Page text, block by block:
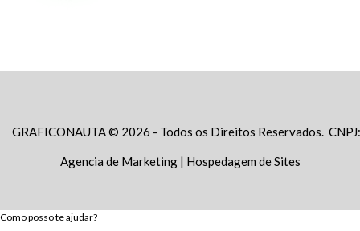
GRAFICONAUTA © 2026 - Todos os Direitos Reservados.
Agencia de Marketing| Hospedagem de Sites
Como posso te ajudar?